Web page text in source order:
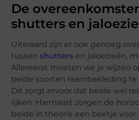
De
shutters en
Uiteraard zijn er ook genoeg
tussen shutters en jaloezieën,
Allereerst moeten we je wijzen
beide soorten raambekleding te
Dit zorgt ervoor dat beide wel
lijken. Hiernaast zorgen de
beide in theorie een beetje voor